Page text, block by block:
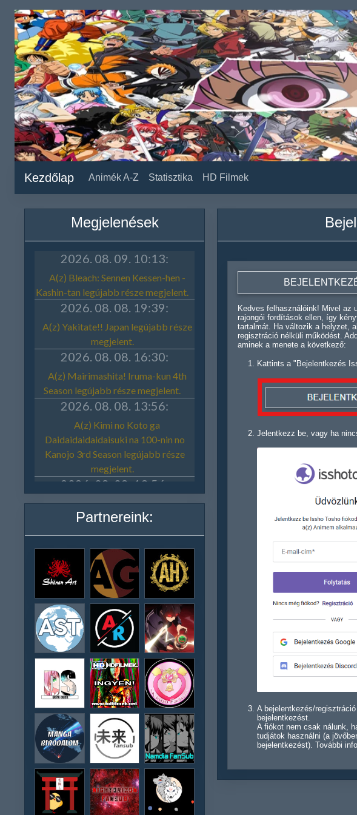
Kezdőlap Animék A-Z Statisztika HD Filmek
Megjelenések
Partnereink:
Kedves felhasználóink! Mivel az
rajongói fordítások ellen, így
tartalmát. Ha változik a helyzet,
regisztráció nélküli működést.
aminek a menete a következő:
Kattints a "Bejelentkezés
Jelentkezz be, vagy ha
A bejelentkezés/
bejelentkezést.
A fiókot nem csak nálunk,
tudjátok használni (a
bejelentkezést). További